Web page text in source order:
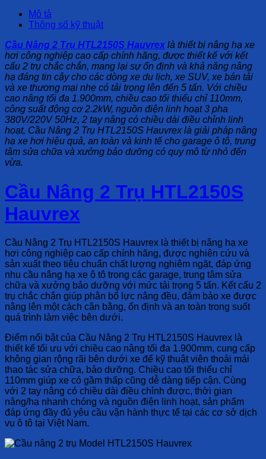
Mô tả
Thông số kỹ thuật
Cầu Nâng 2 Trụ HTL2150S Hauvrex là thiết bị nâng hạ xe
hơi công nghiệp cao cấp chính hãng, được thiết kế với kết
cấu 2 trụ chắc chắn, mang lại sự ổn định và khả năng nâng
hạ đáng tin cậy cho các dòng xe du lịch, xe SUV, xe bán tải
và xe thương mại nhẹ có tải trọng lên đến 5 tấn. Với chiều
cao nâng tối đa 1.900mm, chiều cao tối thiểu chỉ 110mm,
công suất động cơ 2.2kW, nguồn điện linh hoạt 3 pha
380V/220V 50Hz, 2 tay nâng có chiều dài điều chỉnh linh
hoạt, Cầu Nâng 2 Trụ HTL2150S Hauvrex là giải pháp nâng
hạ xe hơi hiệu quả, an toàn và kinh tế cho garage ô tô, trung
tâm sửa chữa và xưởng bảo dưỡng có quy mô từ nhỏ đến
vừa.
Cầu Nâng 2 Trụ HTL2150S
Hauvrex
Cầu Nâng 2 Trụ HTL2150S Hauvrex là thiết bị nâng hạ xe
hơi công nghiệp cao cấp chính hãng, được nghiên cứu và
sản xuất theo tiêu chuẩn chất lượng nghiêm ngặt, đáp ứng
nhu cầu nâng hạ xe ô tô trong các garage, trung tâm sửa
chữa và xưởng bảo dưỡng với mức tải trọng 5 tấn. Kết cấu 2
trụ chắc chắn giúp phân bổ lực nâng đều, đảm bảo xe được
nâng lên một cách cân bằng, ổn định và an toàn trong suốt
quá trình làm việc bên dưới.
Điểm nổi bật của Cầu Nâng 2 Trụ HTL2150S Hauvrex là
thiết kế tối ưu với chiều cao nâng tối đa 1.900mm, cung cấp
không gian rộng rãi bên dưới xe để kỹ thuật viên thoải mái
thao tác sửa chữa, bảo dưỡng. Chiều cao tối thiểu chỉ
110mm giúp xe có gầm thấp cũng dễ dàng tiếp cận. Cùng
với 2 tay nâng có chiều dài điều chỉnh được, thời gian
nâng/hạ nhanh chóng và nguồn điện linh hoạt, sản phẩm
đáp ứng đầy đủ yêu cầu vận hành thực tế tại các cơ sở dịch
vụ ô tô tại Việt Nam.